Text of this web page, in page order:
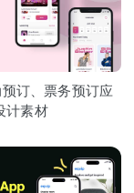
订、票务预订应
计素材